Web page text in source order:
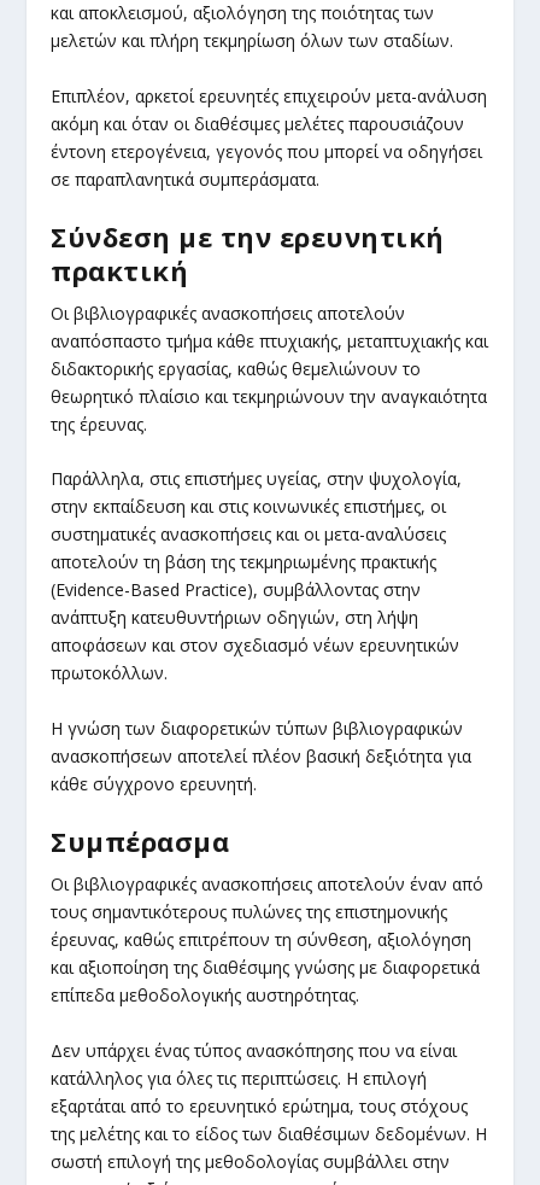
και αποκλεισμού, αξιολόγηση της ποιότητας των
μελετών και πλήρη τεκμηρίωση όλων των σταδίων.
Επιπλέον, αρκετοί ερευνητές επιχειρούν μετα-ανάλυση
ακόμη και όταν οι διαθέσιμες μελέτες παρουσιάζουν
έντονη ετερογένεια, γεγονός που μπορεί να οδηγήσει
σε παραπλανητικά συμπεράσματα.
Σύνδεση με την ερευνητική
πρακτική
Οι βιβλιογραφικές ανασκοπήσεις αποτελούν
αναπόσπαστο τμήμα κάθε πτυχιακής, μεταπτυχιακής και
διδακτορικής εργασίας, καθώς θεμελιώνουν το
θεωρητικό πλαίσιο και τεκμηριώνουν την αναγκαιότητα
της έρευνας.
Παράλληλα, στις επιστήμες υγείας, στην ψυχολογία,
στην εκπαίδευση και στις κοινωνικές επιστήμες, οι
συστηματικές ανασκοπήσεις και οι μετα-αναλύσεις
αποτελούν τη βάση της τεκμηριωμένης πρακτικής
(Evidence-Based Practice), συμβάλλοντας στην
ανάπτυξη κατευθυντήριων οδηγιών, στη λήψη
αποφάσεων και στον σχεδιασμό νέων ερευνητικών
πρωτοκόλλων.
Η γνώση των διαφορετικών τύπων βιβλιογραφικών
ανασκοπήσεων αποτελεί πλέον βασική δεξιότητα για
κάθε σύγχρονο ερευνητή.
Συμπέρασμα
Οι βιβλιογραφικές ανασκοπήσεις αποτελούν έναν από
τους σημαντικότερους πυλώνες της επιστημονικής
έρευνας, καθώς επιτρέπουν τη σύνθεση, αξιολόγηση
και αξιοποίηση της διαθέσιμης γνώσης με διαφορετικά
επίπεδα μεθοδολογικής αυστηρότητας.
Δεν υπάρχει ένας τύπος ανασκόπησης που να είναι
κατάλληλος για όλες τις περιπτώσεις. Η επιλογή
εξαρτάται από το ερευνητικό ερώτημα, τους στόχους
της μελέτης και το είδος των διαθέσιμων δεδομένων. Η
σωστή επιλογή της μεθοδολογίας συμβάλλει στην